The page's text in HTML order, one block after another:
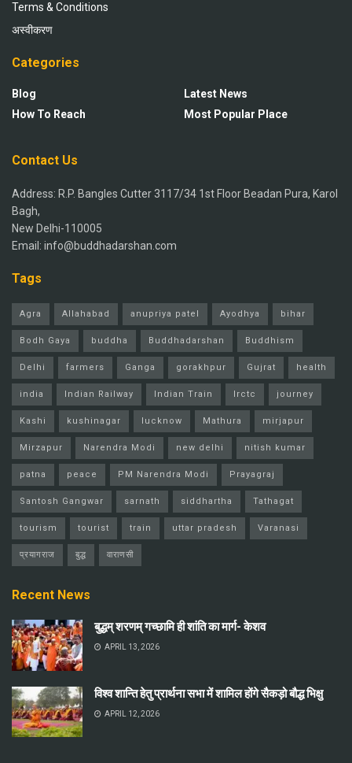
Terms & Conditions
अस्वीकरण
Categories
Blog
How To Reach
Latest News
Most Popular Place
Contact Us
Address: R.P. Bangles Cutter 3117/34 1st Floor Beadan Pura, Karol
Bagh,
New Delhi-110005
Email: info@buddhadarshan.com
Tags
Agra Allahabad anupriya patel Ayodhya bihar
Bodh Gaya buddha Buddhadarshan Buddhism
Delhi farmers Ganga gorakhpur Gujrat health
india Indian Railway Indian Train Irctc journey
Kashi kushinagar lucknow Mathura mirjapur
Mirzapur Narendra Modi new delhi nitish kumar
patna peace PM Narendra Modi Prayagraj
Santosh Gangwar sarnath siddhartha Tathagat
tourism tourist train uttar pradesh Varanasi
प्रयागराज बुद्ध वाराणसी
Recent News
बुद्धम् शरणम् गच्छामि ही शांति का मार्ग- केशव
APRIL 13, 2026
विश्व शान्ति हेतु प्रार्थना सभा में शामिल होंगे सैकड़ो बौद्ध भिक्षु
APRIL 12, 2026